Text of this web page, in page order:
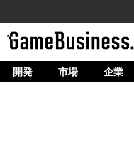
ホーム
開発 市場 企業